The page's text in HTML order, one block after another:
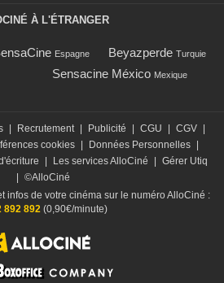
À L'ÉTRANGER
Espagne Beyazperde Turquie
Sensacine México Mexique
Recrutement Publicité CGU CGV
cookies Données Personnelles
Les services AlloCiné
Gérer Utiq
©AlloCiné
infos de votre cinéma sur le numéro AlloCiné :
892 892(0,90€/minute)